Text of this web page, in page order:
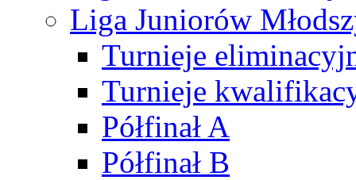
Liga Juniorów
Turnieje
Turnieje
Półfinał A
Półfinał B